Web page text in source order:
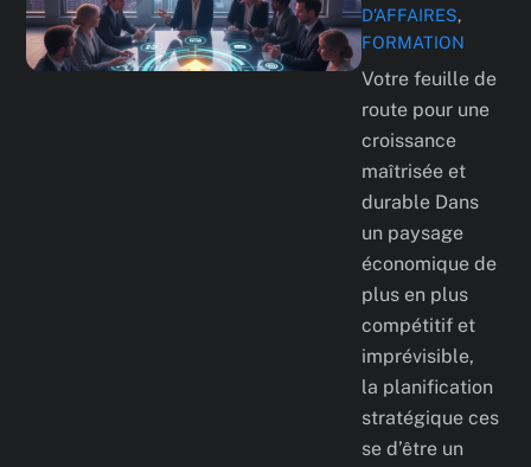
D’AFFAIRES,
FORMATION
Votre feuille de
route pour une
croissance
maîtrisée et
durable Dans
un paysage
économique de
plus en plus
compétitif et
imprévisible,
la planification
stratégique ces
se d’être un